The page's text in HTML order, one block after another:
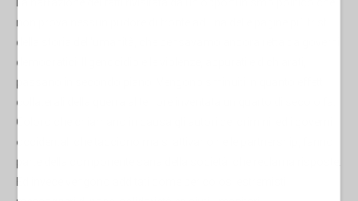
non prova nessun pudore di fronte ad una delle pagine più tristi
della storia dell'umanità, che pensavamo ancora retta da governi
democratici. Il genocidio e le violenze, appurati e dichiarati,
passano in secondo piano. Vengono sminuiti in quanto effetti
collaterali della guerra al terrore inventata un quarto di secolo fa.
Coloro che chiamano in causa gli autori dei crimini, ed i governi
occidentali che tacciono ma si attivano nelle partnership, fanno
parte della componente sana della società, che reclama risposte.